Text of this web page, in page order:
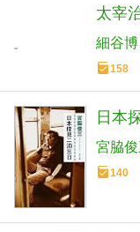
太宰
細谷博
158
日本
宮脇
140